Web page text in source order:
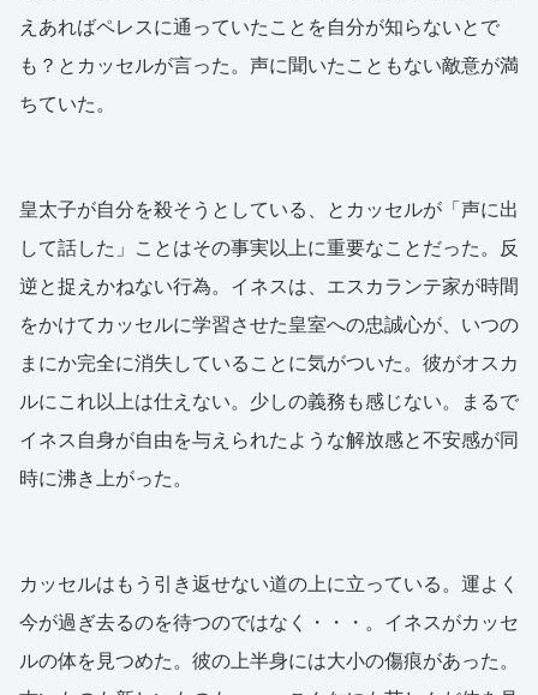
えあればペレスに通っていたことを自分が知らないとで
も？とカッセルが言った。声に聞いたこともない敵意が満
ちていた。
皇太子が自分を殺そうとしている、とカッセルが「声に出
して話した」ことはその事実以上に重要なことだった。反
逆と捉えかねない行為。イネスは、エスカランテ家が時間
をかけてカッセルに学習させた皇室への忠誠心が、いつの
まにか完全に消失していることに気がついた。彼がオスカ
ルにこれ以上は仕えない。少しの義務も感じない。まるで
イネス自身が自由を与えられたような解放感と不安感が同
時に沸き上がった。
カッセルはもう引き返せない道の上に立っている。運よく
今が過ぎ去るのを待つのではなく・・・。イネスがカッセ
ルの体を見つめた。彼の上半身には大小の傷痕があった。